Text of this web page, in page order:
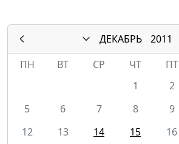
ДЕКАБРЬ
2011
ПН
ВТ СР ЧТ ПТ
1
2
5
6 7 8 9
12
13 14 15 16